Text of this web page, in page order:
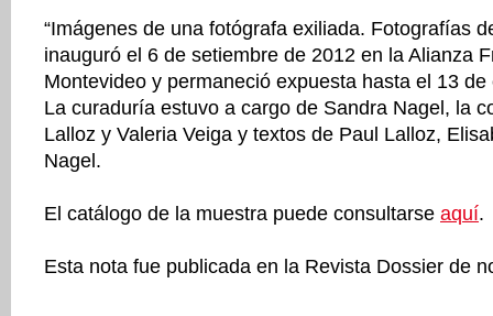
“Imágenes de una fotógrafa exiliada. Fotografías
inauguró el 6 de setiembre de 2012 en la Alianza
Montevideo y permaneció expuesta hasta el 13
La curaduría estuvo a cargo de Sandra Nagel, la
Lalloz y Valeria Veiga y textos de Paul Lalloz,
Nagel.
El catálogo de la muestra puede consultarse aquí.
Esta nota fue publicada en la Revista Dossier de